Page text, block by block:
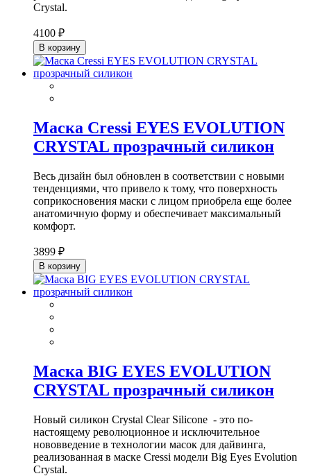
Crystal.
4100 ₽
В корзину
Маска Cressi EYES EVOLUTION
CRYSTAL прозрачный силикон
Весь дизайн был обновлен в соответствии с новыми
тенденциями, что привело к тому, что поверхность
соприкосновения маски с лицом приобрела еще более
анатомичную форму и обеспечивает максимальный
комфорт.
3899 ₽
В корзину
Маска BIG EYES EVOLUTION
CRYSTAL прозрачный силикон
Новый силикон Crystal Clear Silicone - это по-
настоящему революционное и исключительное
нововведение в технологии масок для дайвинга,
реализованная в маске Cressi модели Big Eyes Evolution
Crystal.